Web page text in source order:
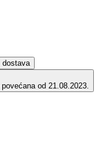
dostava
povećana od 21.08.2023.